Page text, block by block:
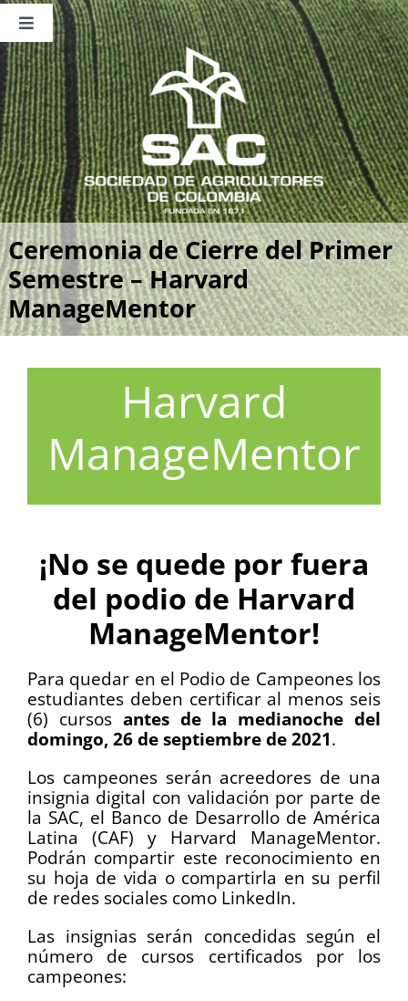
Saltar
contenido
Toggle
Navigation
Nosotros
Publicaciones
Sala de Prensa
Eventos
Ceremonia de Cierre del Primer
Semestre – Harvard
ManageMentor
Harvard
ManageMentor
¡No se quede por fuera
del podio de Harvard
ManageMentor!
Para quedar en el Podio de Campeones los
estudiantes deben certificar al menos seis
(6) cursos antes de la medianoche del
domingo, 26 de septiembre de 2021.
Los campeones serán acreedores de una
insignia digital con validación por parte de
la SAC, el Banco de Desarrollo de América
Latina (CAF) y Harvard ManageMentor.
Podrán compartir este reconocimiento en
su hoja de vida o compartirla en su perfil
de redes sociales como LinkedIn.
Las insignias serán concedidas según el
número de cursos certificados por los
campeones: